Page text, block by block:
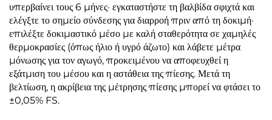
υπερβαίνει τους 6 μήνες· εγκαταστήστε τη βαλβίδα σφιχτά και
ελέγξτε το σημείο σύνδεσης για διαρροή πριν από τη δοκιμή·
επιλέξτε δοκιμαστικό μέσο με καλή σταθερότητα σε χαμηλές
θερμοκρασίες (όπως ήλιο ή υγρό άζωτο) και λάβετε μέτρα
μόνωσης για τον αγωγό, προκειμένου να αποφευχθεί η
εξάτμιση του μέσου και η αστάθεια της πίεσης. Μετά τη
βελτίωση, η ακρίβεια της μέτρησης πίεσης μπορεί να φτάσει το
±0,05% FS.